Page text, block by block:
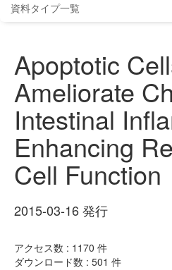
資料タイプ一覧
Apoptotic
Ameliorate
Intestinal
Enhancing
Cell Function
2015-03-16 発行
アクセス数 : 1170 件
ダウンロード数 : 501 件